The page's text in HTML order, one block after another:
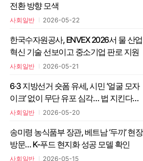
전환 방향 모색
사회일반 2026-05-22
한국수자원공사, ENVEX 2026서 물 산업
혁신 기술 선보이고 중소기업 판로 지원
사회일반 2026-05-21
6·3 지방선거 숏폼 유세, 시민 ‘얼굴 모자
이크’ 없이 무단 유포 심각… 법 지킨다며
개인정보보호법 외면
사회일반 2026-05-20
송미령 농식품부 장관, 베트남 ‘두끼’ 현장
방문… K-푸드 현지화 성공 모델 확인
사회일반 2026-05-15